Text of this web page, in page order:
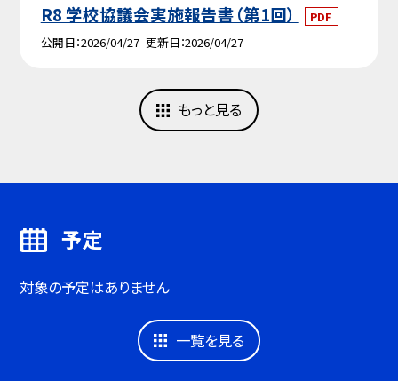
R8 学校協議会実施報告書（第1回）
PDF
公開日 2026/04/27 更新日 2026/04/27
もっと見る
予定
対象の予定はありません
一覧を見る